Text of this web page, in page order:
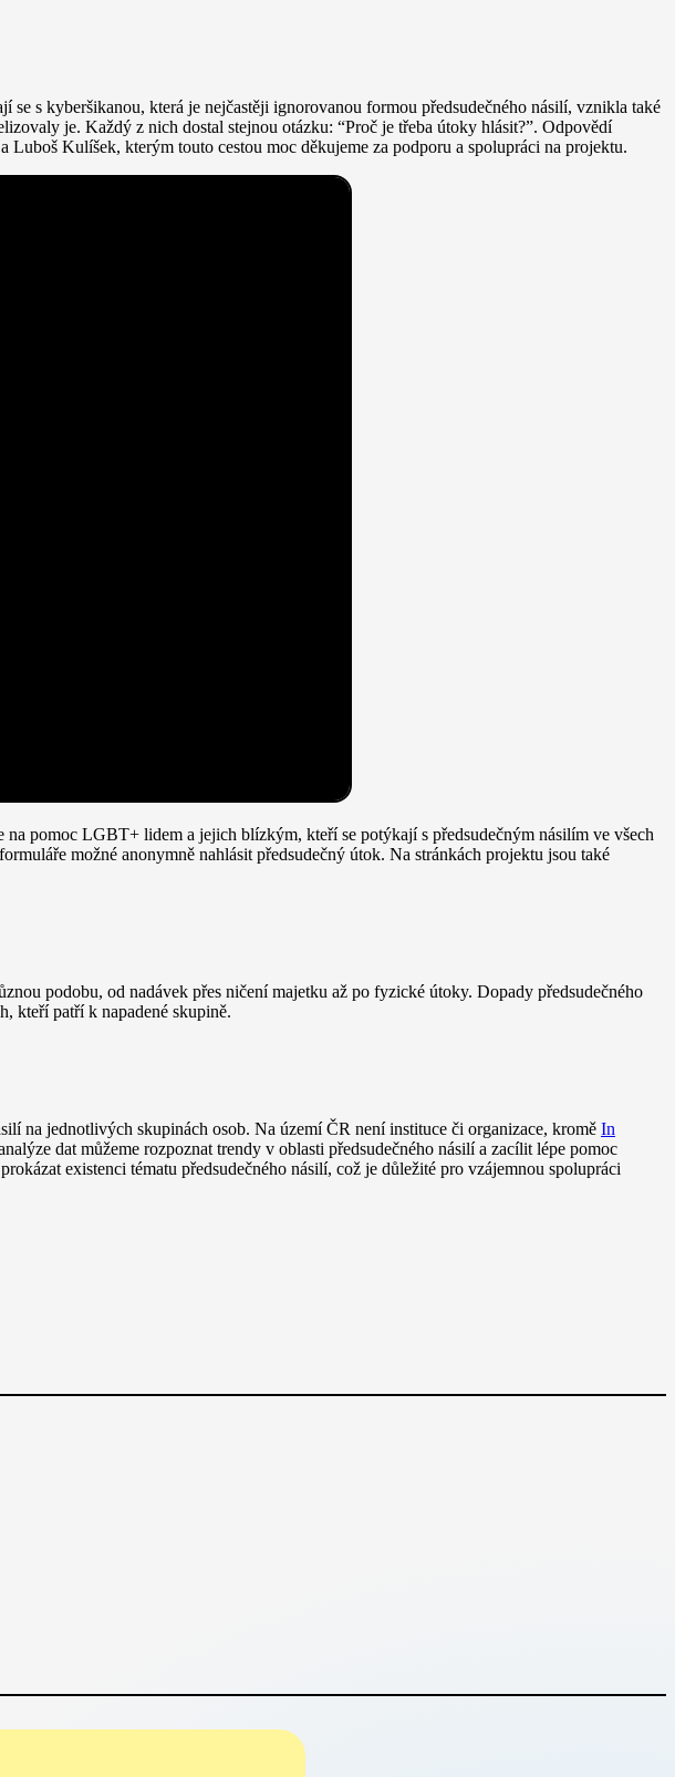
s kyberšikanou, která je nejčastěji ignorovanou formou předsudečného násilí, vznikla také
je. Každý z nich dostal stejnou otázku: “Proč je třeba útoky hlásit?”. Odpovědí
Kulíšek, kterým touto cestou moc děkujeme za podporu a spolupráci na projektu.
na pomoc LGBT+ lidem a jejich blízkým, kteří se potýkají s předsudečným násilím ve všech
možné anonymně nahlásit předsudečný útok. Na stránkách projektu jsou také
podobu, od nadávek přes ničení majetku až po fyzické útoky. Dopady předsudečného
kteří patří k napadené skupině.
na jednotlivých skupinách osob. Na území ČR není instituce či organizace, kromě In
dat můžeme rozpoznat trendy v oblasti předsudečného násilí a zacílit lépe pomoc
existenci tématu předsudečného násilí, což je důležité pro vzájemnou spolupráci